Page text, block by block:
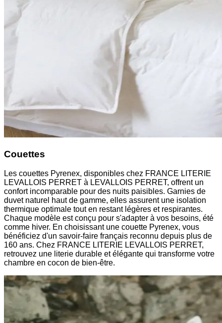
Couettes
Les couettes Pyrenex, disponibles chez FRANCE LITERIE
LEVALLOIS PERRET à LEVALLOIS PERRET, offrent un
confort incomparable pour des nuits paisibles. Garnies de
duvet naturel haut de gamme, elles assurent une isolation
thermique optimale tout en restant légères et respirantes.
Chaque modèle est conçu pour s'adapter à vos besoins, été
comme hiver. En choisissant une couette Pyrenex, vous
bénéficiez d'un savoir-faire français reconnu depuis plus de
160 ans. Chez FRANCE LITERIE LEVALLOIS PERRET,
retrouvez une literie durable et élégante qui transforme votre
chambre en cocon de bien-être.